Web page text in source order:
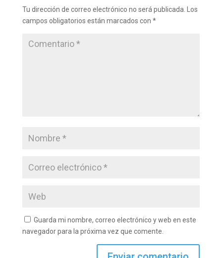
Tu dirección de correo electrónico no será publicada.
Los
campos obligatorios están marcados con *
Guarda mi nombre, correo electrónico y web en este
navegador para la próxima vez que comente.